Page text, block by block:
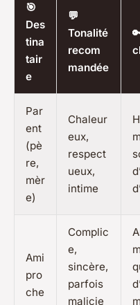
🎯
Des
tina
tair
e
💬
Tonalité
recom
mandée
Par
ent
(pè
re,
mèr
e)
Chaleur
eux,
respect
ueux,
intime
Ami
pro
che
Complic
e,
sincère,
parfois
malicie